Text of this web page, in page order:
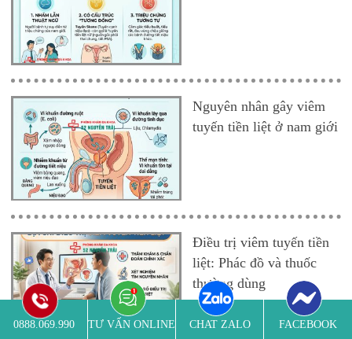
Nguyên nhân gây viêm
tuyến tiền liệt ở nam giới
Điều trị viêm tuyến tiền
liệt: Phác đồ và thuốc
thường dùng
0888.069.990 TƯ VẤN ONLINE CHAT ZALO FACEBOOK